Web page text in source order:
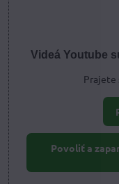
Videá Youtube
Prajete
Povoliť a